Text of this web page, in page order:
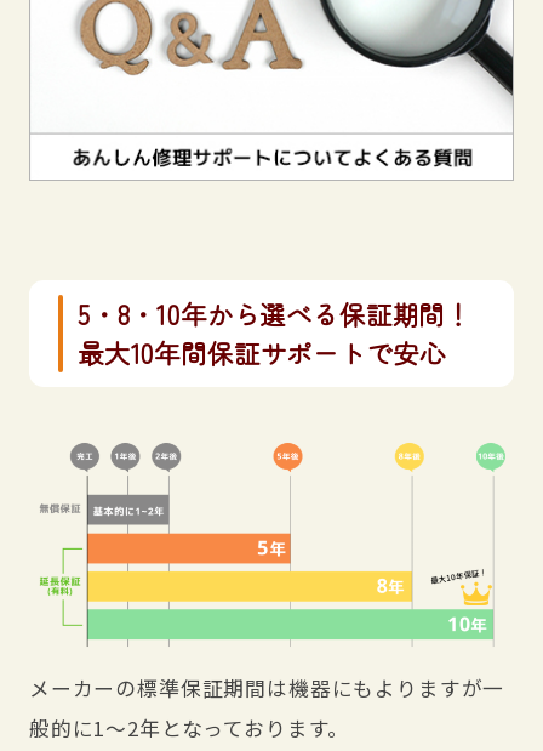
5・8・10年から選べる保証期間！
最大10年間保証サポートで安心
メーカーの標準保証期間は機器にもよりますが一
般的に1～2年となっております。